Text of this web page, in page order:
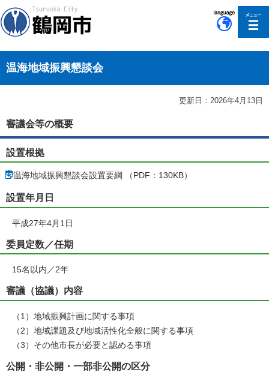
温海地域振興懇談会
更新日：2026年4月13日
審議会等の概要
設置根拠
温海地域振興懇談会設置要綱 （PDF：130KB）
設置年月日
平成27年4月1日
委員定数／任期
15名以内／2年
審議（協議）内容
（1）地域振興計画に関する事項
（2）地域課題及び地域活性化全般に関する事項
（3）その他市長が必要と認める事項
公開・非公開・一部非公開の区分